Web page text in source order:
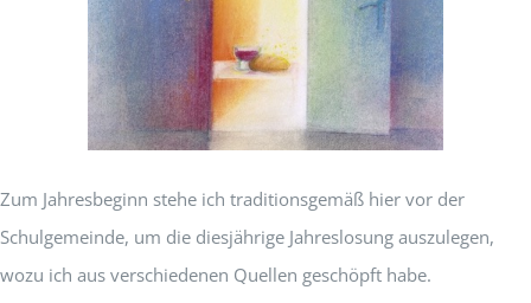
Zum Jahresbeginn stehe ich traditionsgemäß hier vor der
Schulgemeinde, um die diesjährige Jahreslosung auszulegen,
wozu ich aus verschiedenen Quellen geschöpft habe.